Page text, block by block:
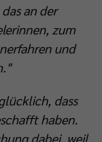
an der
zum
und
dass
haben.
dabei, weil